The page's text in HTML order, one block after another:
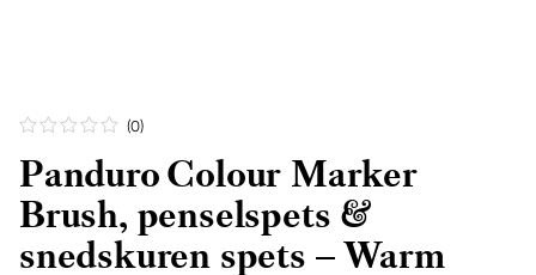
(0)
Panduro Colour Marker
Brush, penselspets &
snedskuren spets – Warm